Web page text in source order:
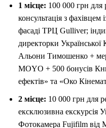
1 місце: 100 000 грн для
консультація з фахівцем
фасаді ТРЦ Gulliver;
директорки
Альони Тимошенко +
MOYO + 500 бонусів
ефектів» та «Око
2 місце: 10 000 грн для
ексклюзивна екскурсія
Фотокамера Fujifilm від